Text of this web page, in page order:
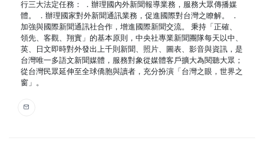
行三大法定任務： ．辦理國內外新聞報導業務，服務大眾傳播媒
體。 ．辦理國家對外新聞通訊業務，促進國際對台灣之瞭解。 ．
加強與國際新聞通訊社合作，增進國際新聞交流。 秉持「正確、
領先、客觀、翔實」的基本原則，中央社專業新聞團隊每天以中、
英、日文即時對外發出上千則新聞、照片、圖表、影音與資訊，是
台灣唯一多語文新聞媒體，服務對象從媒體客戶擴大為閱聽大眾；
從台灣民眾延伸至全球僑胞與讀者，充分扮演「台灣之眼，世界之
窗」。